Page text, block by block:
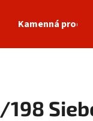
Kamenná prodejna
198